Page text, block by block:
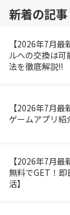
新着の記事
【2026年7月
ルへの交換は
法を徹底解説!!
【2026年7月
ゲームアプリ紹
【2026年7月
無料でGET！
活】